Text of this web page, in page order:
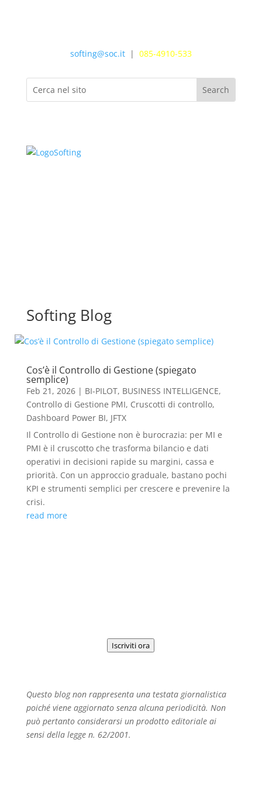
softing@soc.it| 085-4910-533
Softing Blog
Cos’è il Controllo di Gestione (spiegato
semplice)
Feb 21, 2026| BI-PILOT, BUSINESS INTELLIGENCE,
Controllo di Gestione PMI, Cruscotti di controllo,
Dashboard Power BI, JFTX
Il Controllo di Gestione non è burocrazia: per MI e
PMI è il cruscotto che trasforma bilancio e dati
operativi in decisioni rapide su margini, cassa e
priorità. Con un approccio graduale, bastano pochi
KPI e strumenti semplici per crescere e prevenire la
crisi.
read more
Iscriviti ora
Questo blog non rappresenta una testata giornalistica
poiché viene aggiornato senza alcuna periodicità. Non
può pertanto considerarsi un prodotto editoriale ai
sensi della legge n. 62/2001.